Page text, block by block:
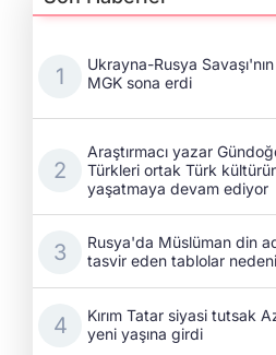
Ukrayna-Rusya Savaşı'nın
MGK sona erdi
Araştırmacı yazar
Türkleri ortak Türk
yaşatmaya devam ediyor
Rusya'da Müslüman din
tasvir eden tablolar
Kırım Tatar siyasi tutsak
yeni yaşına girdi